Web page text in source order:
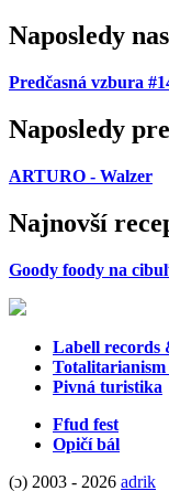
Naposledy
Predčasná vzbura
Naposledy
ARTURO - Walzer
Najnovší
Goody foody na
Labell records
Totalitarianism
Pivná turistika
Ffud fest
Opičí bál
(ɔ) 2003 - 2026 adrik